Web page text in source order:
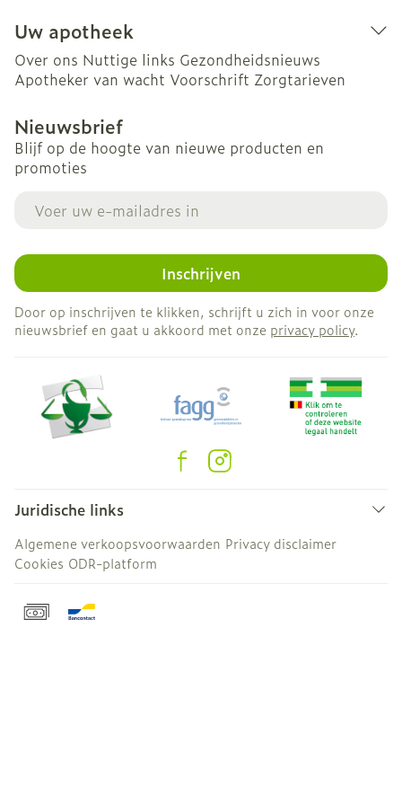
Uw apotheek
Over ons Nuttige links Gezondheidsnieuws
Apotheker van wacht Voorschrift Zorgtarieven
Nieuwsbrief
Blijf op de hoogte van nieuwe producten en
promoties
Inschrijven
Door op inschrijven te klikken, schrijft u zich in voor onze
nieuwsbrief en gaat u akkoord met onze privacy policy.
Juridische links
Algemene verkoopsvoorwaarden Privacy disclaimer
Cookies ODR-platform